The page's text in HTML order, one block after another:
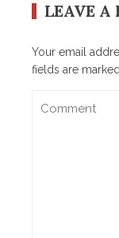
LEAVE A
Your email
fields are marked